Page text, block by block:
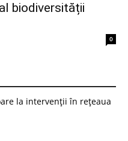
biodiversității
0
la intervenții în rețeaua